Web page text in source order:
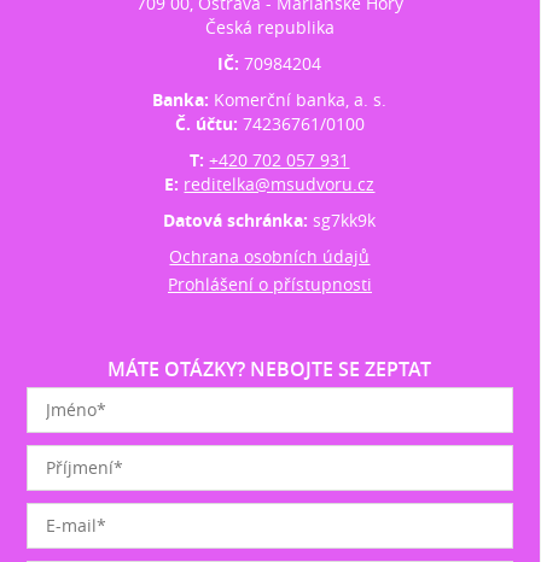
Česká republika
IČ:70984204
Banka: Komerční banka, a. s.
Č. účtu: 74236761/0100
T:+420 702 057 931
E: reditelka@msudvoru.cz
Datová schránka:sg7kk9k
Ochrana osobních údajů
Prohlášení o přístupnosti
MÁTE OTÁZKY? NEBOJTE SE ZEPTAT